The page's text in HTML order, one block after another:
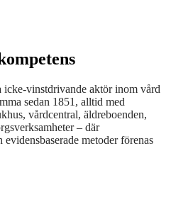
icke-vinstdrivande aktör inom vård
sedan 1851, alltid med
vårdcentral, äldreboenden,
– där
metoder förenas